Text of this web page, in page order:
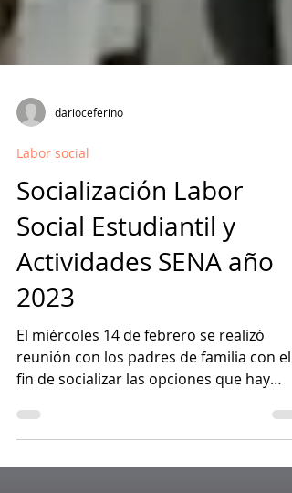
darioceferino
Labor social
Socialización Labor
Social Estudiantil y
Actividades SENA año
2023
El miércoles 14 de febrero se realizó
reunión con los padres de familia con el
fin de socializar las opciones que hay
respecto a la labor...